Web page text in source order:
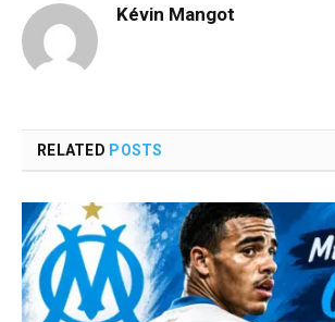
Kévin Mangot
RELATED POSTS